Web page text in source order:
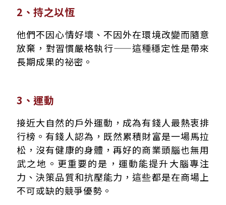
2、持之以恆
他們不因心情好壞、不因外在環境改變而隨意
放棄，對習慣嚴格執行——這種穩定性是帶來
長期成果的祕密。
3、運動
接近大自然的戶外運動，成為有錢人最熱衷排
行榜。有錢人認為，既然累積財富是一場馬拉
松，沒有健康的身體，再好的商業頭腦也無用
武之地。更重要的是，運動能提升大腦專注
力、決策品質和抗壓能力，這些都是在商場上
不可或缺的競爭優勢。